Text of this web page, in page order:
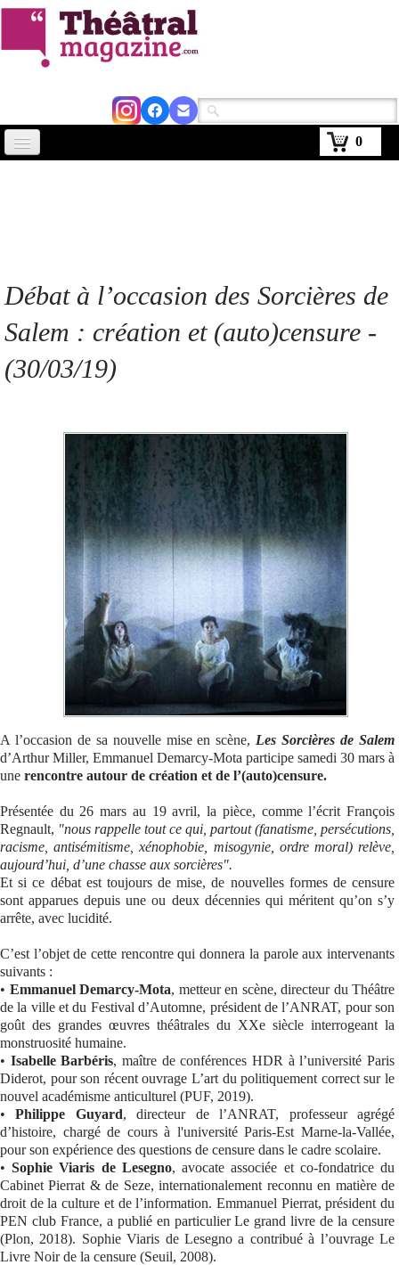
0
▼
Se connecter
Débat à l’occasion des Sorcières de
Salem : création et (auto)censure -
(30/03/19)
A l’occasion de sa nouvelle mise en scène, Les Sorcières de Salem
d’Arthur Miller, Emmanuel Demarcy-Mota participe samedi 30 mars à
une rencontre autour de création et de l’(auto)censure.
Présentée du 26 mars au 19 avril, la pièce, comme l’écrit François
Regnault, "nous rappelle tout ce qui, partout (fanatisme, persécutions,
racisme, antisémitisme, xénophobie, misogynie, ordre moral) relève,
aujourd’hui, d’une chasse aux sorcières".
Et si ce débat est toujours de mise, de nouvelles formes de censure
sont apparues depuis une ou deux décennies qui méritent qu’on s’y
arrête, avec lucidité.
C’est l’objet de cette rencontre qui donnera la parole aux intervenants
suivants :
• Emmanuel Demarcy-Mota, metteur en scène, directeur du Théâtre
de la ville et du Festival d’Automne, président de l’ANRAT, pour son
goût des grandes œuvres théâtrales du XXe siècle interrogeant la
monstruosité humaine.
• Isabelle Barbéris, maître de conférences HDR à l’université Paris
Diderot, pour son récent ouvrage L’art du politiquement correct sur le
nouvel académisme anticulturel (PUF, 2019).
•Philippe Guyard, directeur de l’ANRAT, professeur agrégé
d’histoire, chargé de cours à l'université Paris-Est Marne-la-Vallée,
pour son expérience des questions de censure dans le cadre scolaire.
•Sophie Viaris de Lesegno, avocate associée et co-fondatrice du
Cabinet Pierrat & de Seze, internationalement reconnu en matière de
droit de la culture et de l’information. Emmanuel Pierrat, président du
PEN club France, a publié en particulier Le grand livre de la censure
(Plon, 2018). Sophie Viaris de Lesegno a contribué à l’ouvrage Le
Livre Noir de la censure (Seuil, 2008).